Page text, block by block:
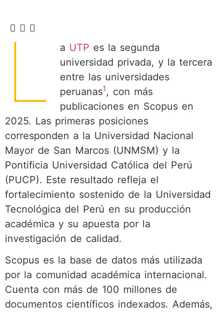
L a UTP es la segunda
universidad privada, y la tercera
entre las universidades
peruanas1 , con más
publicaciones en Scopus en
2025. Las primeras posiciones
corresponden a la Universidad Nacional
Mayor de San Marcos (UNMSM) y la
Pontificia Universidad Católica del Perú
(PUCP). Este resultado refleja el
fortalecimiento sostenido de la Universidad
Tecnológica del Perú en su producción
académica y su apuesta por la
investigación de calidad.
Scopus es la base de datos más utilizada
por la comunidad académica internacional.
Cuenta con más de 100 millones de
documentos científicos indexados. Además,